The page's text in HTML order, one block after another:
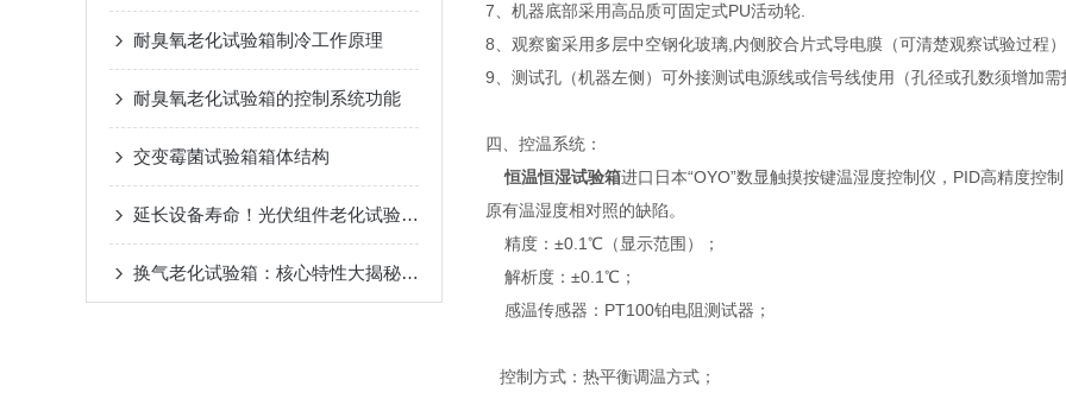
耐臭氧老化试验箱制冷工作原理
耐臭氧老化试验箱的控制系统功能
交变霉菌试验箱箱体结构
延长设备寿命！光伏组件老化试验箱养护秘籍大公开
换气老化试验箱：核心特性大揭秘，您知道几个？
7、机器底部采用高品质可固定式PU活动轮.
8、观察窗采用多层中空钢化玻璃,内侧胶合片式导电膜（可清楚观察试验过程）
9、测试孔（机器左侧）可外接测试电源线或信号线使用（孔径或孔数须增加需
四、控温系统：
恒温恒湿试验箱进口日本“OYO”数显触摸按键温湿度控制仪，PID高精度
原有温湿度相对照的缺陷。
精度：±0.1℃（显示范围）；
解析度：±0.1℃；
感温传感器：PT100铂电阻测试器；
控制方式：热平衡调温方式；